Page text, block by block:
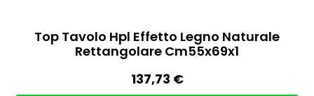
Top Tavolo Hpl Effetto Legno Naturale
Rettangolare Cm55x69x1
137,73 €